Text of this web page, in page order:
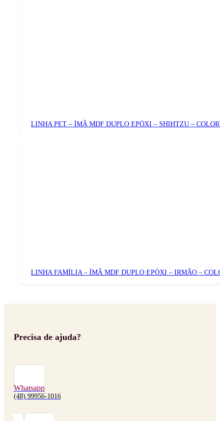
LINHA PET – ÍMÃ MDF DUPLO EPÓXI – SHIHTZU –
LINHA FAMÍLIA – ÍMÃ MDF DUPLO EPÓXI – IRMÃO –
Precisa de ajuda?
Whatsapp
(48) 99956-1016